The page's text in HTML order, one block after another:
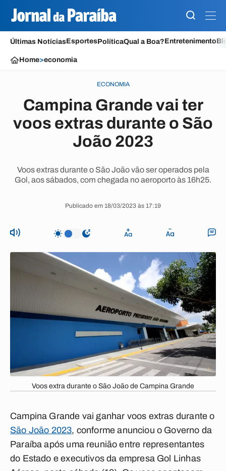
Últimas NotíciasEsportesPolíticaQual a Boa?Entretenimento
Home>economia
ECONOMIA
Campina Grande vai ter
voos extras durante o São
João 2023
Voos extras durante o São João vão ser operados pela
Gol, aos sábados, com chegada no aeroporto às 16h25.
Publicado em 18/03/2023 às 17:19
Voos extra durante o São João de Campina Grande
Campina Grande vai ganhar voos extras durante o
São João 2023, conforme anunciou o Governo da
Paraíba após uma reunião entre representantes
do Estado e executivos da empresa Gol Linhas